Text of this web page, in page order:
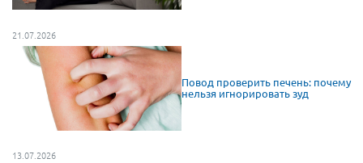
21.07.2026
Повод проверить печень: почему
нельзя игнорировать зуд
13.07.2026